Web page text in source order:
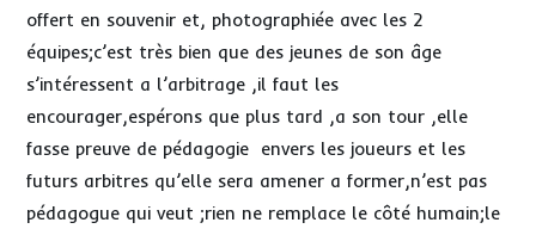
offert en souvenir et, photographiée avec les 2
équipes;c’est très bien que des jeunes de son âge
s’intéressent a l’arbitrage ,il faut les
encourager,espérons que plus tard ,a son tour ,elle
fasse preuve de pédagogie envers les joueurs et les
futurs arbitres qu’elle sera amener a former,n’est pas
pédagogue qui veut ;rien ne remplace le côté humain;le